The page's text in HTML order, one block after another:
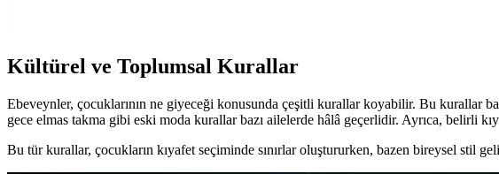
Kültürel ve Toplumsal Kurallar
Ebeveynler, çocuklarının ne giyeceği konusunda çeşitli kurallar koyabilir. Bu kurallar
gece elmas takma gibi eski moda kurallar bazı ailelerde hâlâ geçerlidir. Ayrıca, belirli
Bu tür kurallar, çocukların kıyafet seçiminde sınırlar oluştururken, bazen bireysel stil